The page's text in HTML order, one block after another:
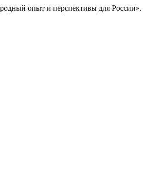
опыт и перспективы для России».